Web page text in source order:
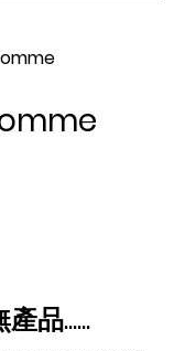
品......